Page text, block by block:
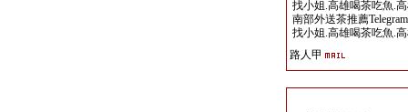
找小姐.高雄喝茶吃魚.
南部外送茶推薦
找小姐.高雄喝茶吃魚.
路人甲